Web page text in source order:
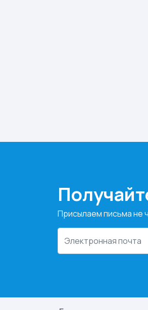
Присылаем письма не